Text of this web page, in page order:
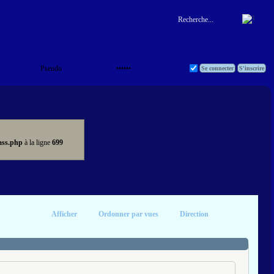
à la ligne 699
Afficher Ordonner par vues Direction